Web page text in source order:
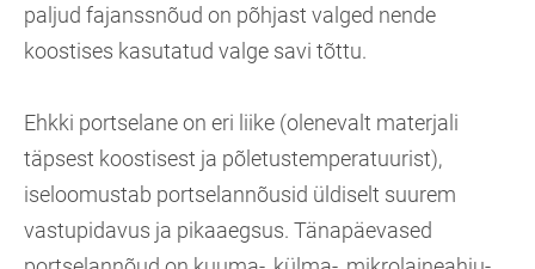
paljud fajanssnõud on põhjast valged nende
koostises kasutatud valge savi tõttu.
Ehkki portselane on eri liike (olenevalt materjali
täpsest koostisest ja põletustemperatuurist),
iseloomustab portselannõusid üldiselt suurem
vastupidavus ja pikaaegsus. Tänapäevased